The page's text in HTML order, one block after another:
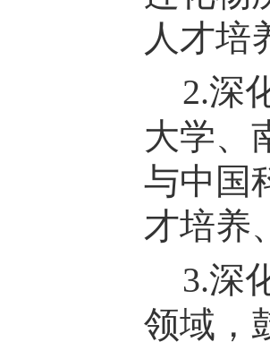
人才培
2.深
大学、
与中国
才培养
3.深
领域，